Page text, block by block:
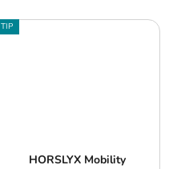
TIP
HORSLYX Mobility